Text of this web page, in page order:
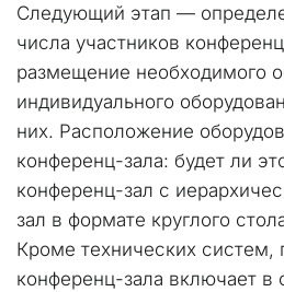
Следующий этап —
числа участников
размещение необходимого
индивидуального
них. Расположение
конференц-зала: будет ли
конференц-зал с
зал в формате круглого
Кроме технических систем,
конференц-зала включает в